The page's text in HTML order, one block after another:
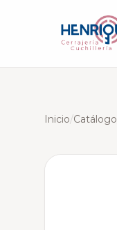
Inicio/Catálogo